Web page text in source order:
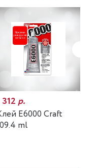
312р.
E6000 Craft
ml